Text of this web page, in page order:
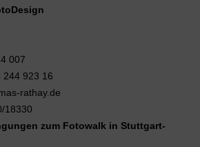
007
244 923 16
rathay.de
18330
zum Fotowalk in Stuttgart-